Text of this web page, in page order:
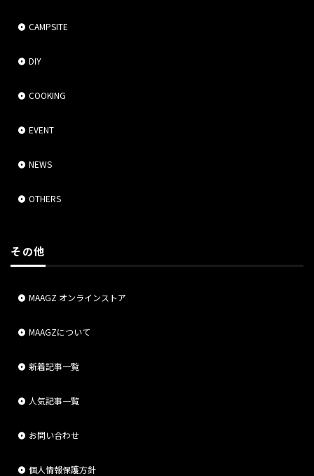
CAMPSITE
DIY
COOKING
EVENT
NEWS
OTHERS
その他
MAAGZ オンラインストア
MAAGZについて
新着記事一覧
人気記事一覧
お問い合わせ
個人情報保護方針